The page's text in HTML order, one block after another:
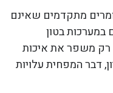
מתקדמים שאינם
בטון
משפר את איכות
דבר המפחית עלויות